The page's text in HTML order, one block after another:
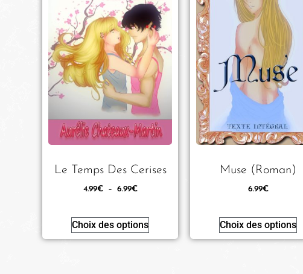
Le Temps Des Cerises
4.99€ – 6.99€
Choix des options
Muse (Roman)
6.99€
Choix des options